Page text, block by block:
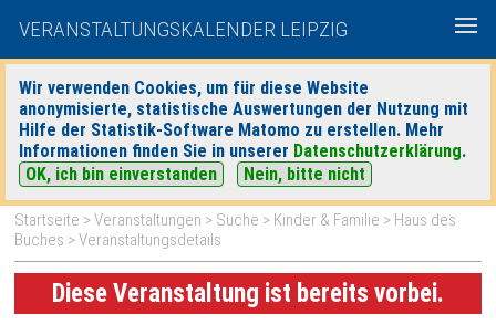
VERANSTALTUNGSKALENDER LEIPZIG
Wir verwenden Cookies, um für diese Website
anonymisierte, statistische Auswertungen der Nutzung mit
Hilfe der Statistik-Software Matomo zu erstellen. Mehr
Informationen finden Sie in unserer Datenschutzerklärung.
OK, ich bin einverstanden
Nein, bitte nicht
heute|morgen| Detaillierte Suche
Startseite >Veranstaltungen > Suche > Kinder & Familie > Haus des
Buches > Veranstaltungsdetails
Diese Veranstaltung ist bereits vorbei.